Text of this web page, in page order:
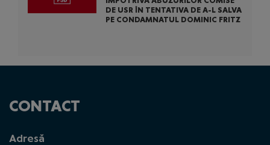
DE USR ÎN TENTATIVA DE A-L SALVA
PE CONDAMNATUL DOMINIC FRITZ
CONTACT
Adresă